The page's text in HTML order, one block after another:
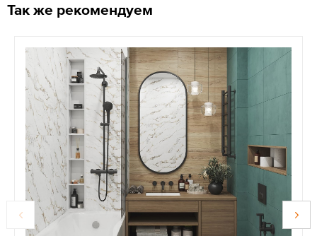
Так же рекомендуем